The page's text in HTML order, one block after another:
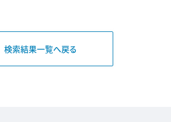
検索結果一覧へ戻る